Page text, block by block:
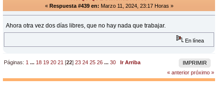
« Respuesta #439 en: Marzo 11, 2024, 23:17 Horas »
Ahora otra vez dos días libres, que no hay nada que trabajar.
En línea
IMPRIMIR
Páginas: 1 ... 18 19 20 21 [22]23 24 25 26 ...30
Ir Arriba
« anterior próximo »